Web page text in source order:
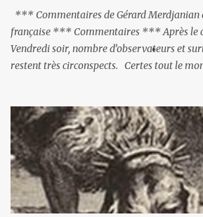
*** Commentaires de Gérard Merdjanian
française *** Commentaires *** Après le
Vendredi soir, nombre d’observateurs et
restent très circonspects. Certes tout le
actions menées par le président Erdoğan,
réalisation du putsch lui-même.